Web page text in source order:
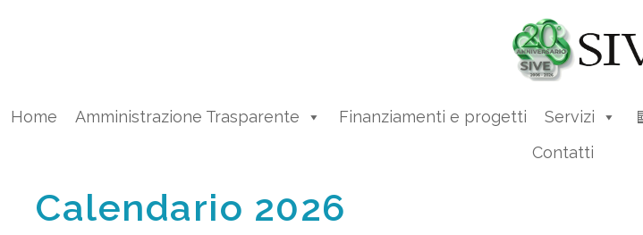
Home Amministrazione Trasparente Finanziamenti e progetti Servizi
Contatti
Calendario 2026